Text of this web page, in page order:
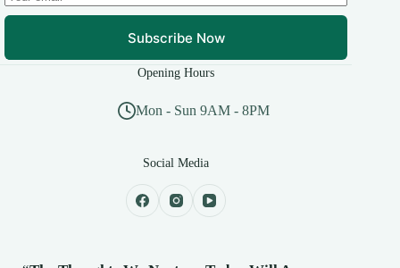
Subscribe Now
Opening Hours
Mon - Sun 9AM - 8PM
Social Media